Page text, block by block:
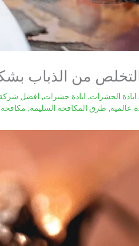
من الذباب
ابادة الحشرات, ابادة حشرات, افضل
عالمية, طرق المكافحة السليمة, مكافحة